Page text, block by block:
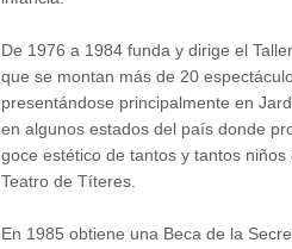
De 1976 a 1984 funda y dirige el
que se montan más de 20
presentándose principalmente en
en algunos estados del país donde
goce estético de tantos y tantos
Teatro de Títeres.
En 1985 obtiene una Beca de la